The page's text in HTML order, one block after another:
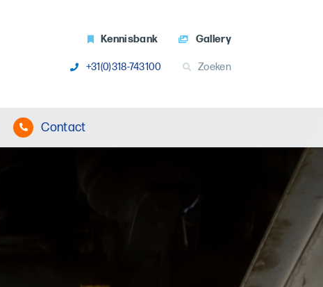
Kennisbank Gallery
+31(0)318-743100 Zoeken
Contact